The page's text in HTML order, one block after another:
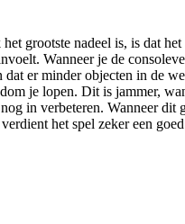
grootste nadeel is, is dat het
Wanneer je de
dat er minder objecten in de
je lopen. Dit is jammer,
in verbeteren. Wanneer dit
het spel zeker een